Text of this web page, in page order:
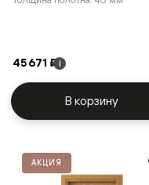
45 671 ₽ i
В корзину
АКЦИЯ